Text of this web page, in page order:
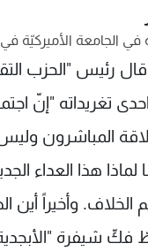
في الجامعة الأميركيّة
رئيس "الحزب
تغريداته "إنّ
المباشرون
هذا العداء
الخلاف. وأخيراً أين
شيفرة "الأبجدية
وظائف
شروط الإسـتخدام